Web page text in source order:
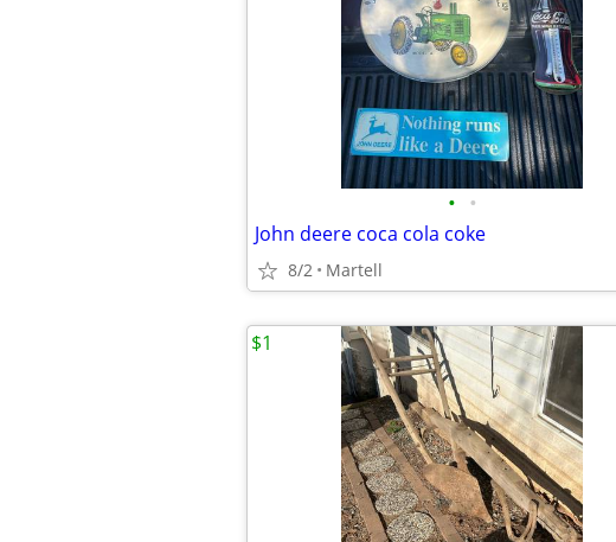
• •
John deere coca cola coke
8/2 Martell
$1